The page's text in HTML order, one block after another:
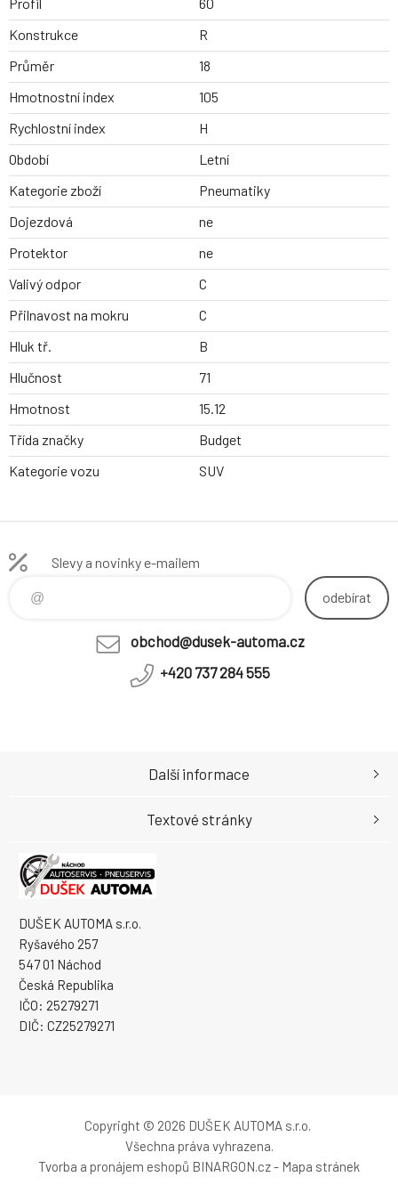
Konstrukce
R
Průměr
18
Hmotnostní index
105
Rychlostní index
H
Období
Letní
Kategorie zboží
Pneumatiky
Dojezdová
ne
Protektor
ne
Valivý odpor
C
Přilnavost na mokru
C
Hluk tř.
B
Hlučnost
71
Hmotnost
15.12
Třída značky
Budget
Kategorie vozu
SUV
Slevy a novinky e-mailem
odebírat
obchod@dusek-automa.cz
+420 737 284 555
DUŠEK AUTOMA s.r.o.
Ryšavého 257
547 01 Náchod
Česká Republika
IČO: 25279271
DIČ: CZ25279271
Další informace
Textové stránky
Copyright © 2026 DUŠEK AUTOMA s.r.o.
Všechna práva vyhrazena.
Tvorba a pronájem eshopů BINARGON.cz- Mapa stránek